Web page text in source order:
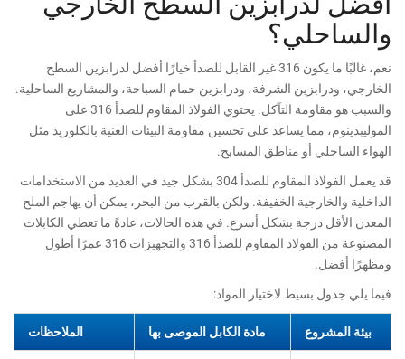
والساحلي؟
نعم، غالبًا ما يكون 316 غير القابل للصدأ خيارًا أفضل لدرابزين السطح
الخارجي، ودرابزين الشرفة، ودرابزين حمام السباحة، والمشاريع الساحلية.
والسبب هو مقاومة التآكل. يحتوي الفولاذ المقاوم للصدأ 316 على
الموليبدينوم، مما يساعد على تحسين مقاومة البيئات الغنية بالكلوريد مثل
الهواء الساحلي أو مناطق المسابح.
قد يعمل الفولاذ المقاوم للصدأ 304 بشكل جيد في العديد من الاستخدامات
الداخلية والخارجية الخفيفة. ولكن بالقرب من البحر، يمكن أن يهاجم الملح
المعدن الأقل درجة بشكل أسرع. في هذه الحالات، عادةً ما تعطي الكابلات
المصنوعة من الفولاذ المقاوم للصدأ 316 والتجهيزات 316 عمرًا أطول
ومظهرًا أفضل.
فيما يلي جدول بسيط لاختيار المواد:
بيئة المشروع مادة الكابل الموصى بها الملاحظات